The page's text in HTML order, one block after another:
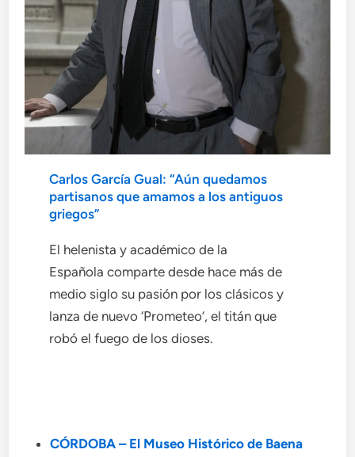
Carlos García Gual: “Aún quedamos
partisanos que amamos a los antiguos
griegos”
El helenista y académico de la
Española comparte desde hace más de
medio siglo su pasión por los clásicos y
lanza de nuevo ‘Prometeo’, el titán que
robó el fuego de los dioses.
CÓRDOBA – El Museo Histórico de Baena